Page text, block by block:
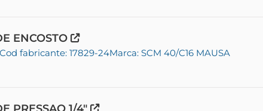
ENCOSTO
Cod fabricante: 17829-24Marca: SCM 40/C16 MAUSA
PRESSAO 1/4"